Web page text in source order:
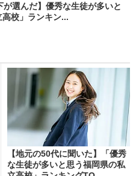
が選んだ】優秀な生徒が多いと
校」ランキン...
【地元の50代に聞いた】「優秀
な生徒が多いと思う福岡県の私